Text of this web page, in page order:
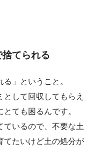
てられる
」ということ。
して回収してもらえ
ても困るんです。
ているので、不要な土
てたいけど土の処分が